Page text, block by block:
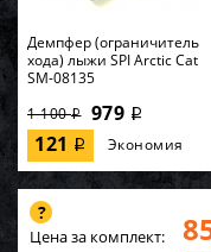
Демпфер (ограничитель
хода) лыжи SPI Arctic Cat
SM-08135
1 100i 979 i
121 i Экономия
Цена за комплект: